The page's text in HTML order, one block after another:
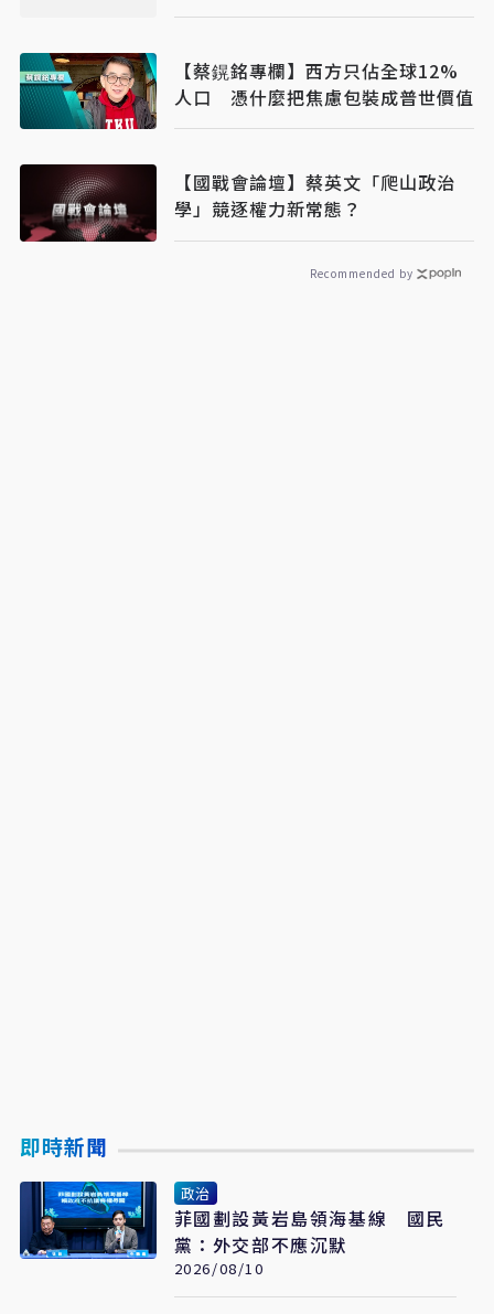
【蔡鎤銘專欄】西方只佔全球12%
人口 憑什麼把焦慮包裝成普世價值
【國戰會論壇】蔡英文「爬山政治
學」競逐權力新常態？
Recommended by
即時新聞
政治
菲國劃設黃岩島領海基線 國民
黨：外交部不應沉默
2026/08/10